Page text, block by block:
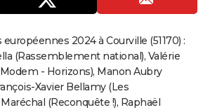
2024 à Courville (51170) :
(Rassemblement national), Valérie
- Horizons), Manon Aubry
Xavier Bellamy (Les
(Reconquête !), Raphaël